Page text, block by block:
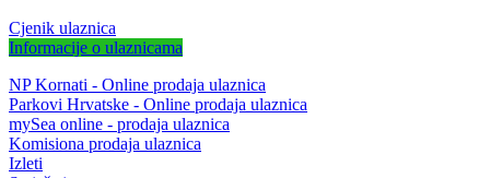
Cjenik ulaznica
Informacije o ulaznicama
NP Kornati - Online prodaja ulaznica
Parkovi Hrvatske - Online prodaja ulaznica
mySea online - prodaja ulaznica
Komisiona prodaja ulaznica
Izleti